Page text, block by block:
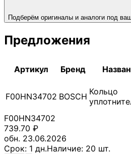
Подберём оригиналы и аналоги под
Предложения
Артикул Бренд
F00HN34702 BOSCH Кольцо
F00HN34702
739.70 ₽
обн. 23.06.2026
Срок: 1 дн.Наличие: 20 шт.